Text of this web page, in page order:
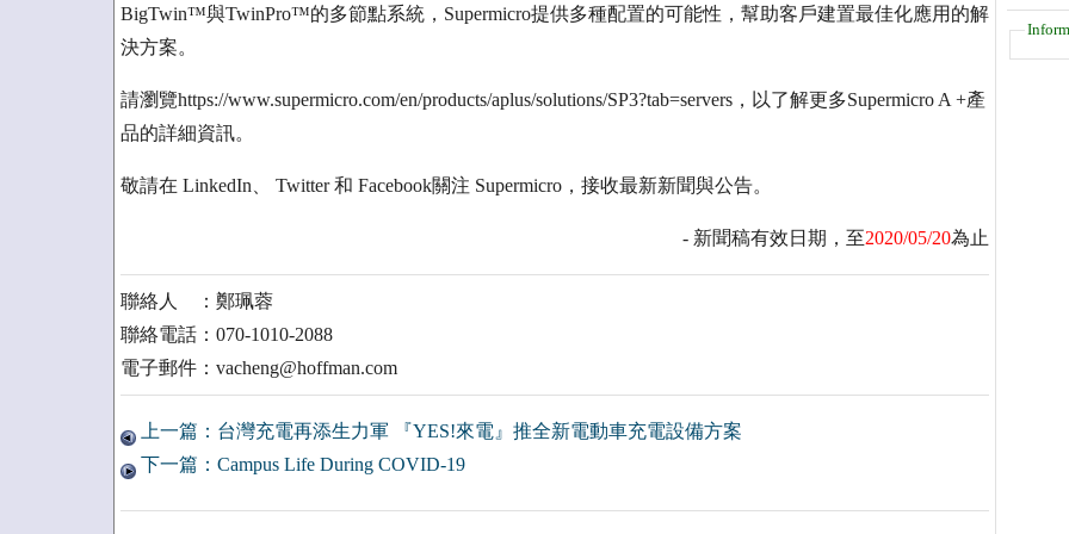
BigTwin™與TwinPro™的多節點系統，Supermicro提供多種配置的可能性，幫助客戶建置最佳化應用的解
決方案。
請瀏覽https://www.supermicro.com/en/products/aplus/solutions/SP3?tab=servers，以了解更多Supermicro A +產
品的詳細資訊。
敬請在 LinkedIn、 Twitter 和 Facebook關注 Supermicro，接收最新新聞與公告。
- 新聞稿有效日期，至2020/05/20為止
聯絡人 ：鄭珮蓉
聯絡電話：070-1010-2088
電子郵件：vacheng@hoffman.com
上一篇：台灣充電再添生力軍 『YES!來電』推全新電動車充電設備方案
下一篇：Campus Life During COVID-19